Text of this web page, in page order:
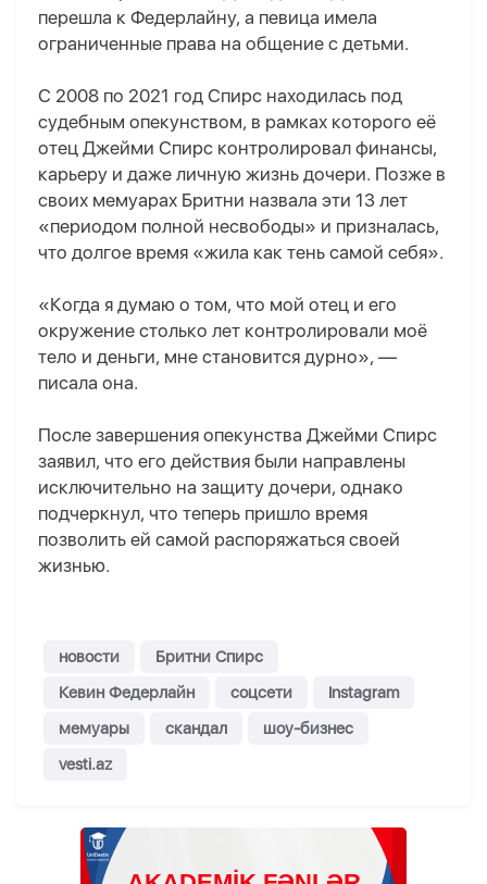
перешла к Федерлайну, а певица имела
ограниченные права на общение с детьми.
С 2008 по 2021 год Спирс находилась под
судебным опекунством, в рамках которого её
отец Джейми Спирс контролировал финансы,
карьеру и даже личную жизнь дочери. Позже в
своих мемуарах Бритни назвала эти 13 лет
«периодом полной несвободы» и призналась,
что долгое время «жила как тень самой себя».
«Когда я думаю о том, что мой отец и его
окружение столько лет контролировали моё
тело и деньги, мне становится дурно», —
писала она.
После завершения опекунства Джейми Спирс
заявил, что его действия были направлены
исключительно на защиту дочери, однако
подчеркнул, что теперь пришло время
позволить ей самой распоряжаться своей
жизнью.
новости
Бритни Спирс
Кевин Федерлайн
соцсети
Instagram
мемуары
скандал
шоу-бизнес
vesti.az